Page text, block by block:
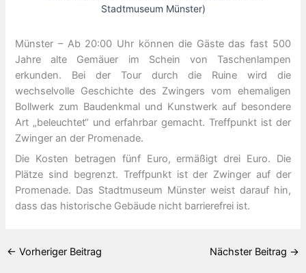
Stadtmuseum Münster)
Münster – Ab 20:00 Uhr können die Gäste das fast 500
Jahre alte Gemäuer im Schein von Taschenlampen
erkunden. Bei der Tour durch die Ruine wird die
wechselvolle Geschichte des Zwingers vom ehemaligen
Bollwerk zum Baudenkmal und Kunstwerk auf besondere
Art „beleuchtet“ und erfahrbar gemacht. Treffpunkt ist der
Zwinger an der Promenade.
Die Kosten betragen fünf Euro, ermäßigt drei Euro. Die
Plätze sind begrenzt. Treffpunkt ist der Zwinger auf der
Promenade. Das Stadtmuseum Münster weist darauf hin,
dass das historische Gebäude nicht barrierefrei ist.
← Vorheriger Beitrag Nächster Beitrag →